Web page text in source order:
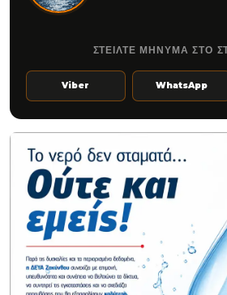
ΣΤΕΙΛΤΕ ΜΗΝΥΜΑ ΣΤΟ
Viber WhatsApp